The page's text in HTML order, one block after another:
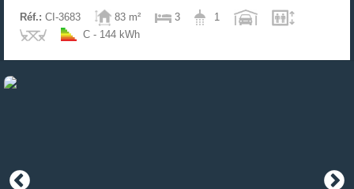
Réf.: CI-3683 83 m² 3
1
C - 144 kWh